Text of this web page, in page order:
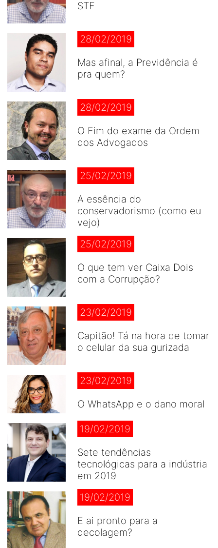
STF
28/02/2019
Mas afinal, a Previdência é
pra quem?
28/02/2019
O Fim do exame da Ordem
dos Advogados
25/02/2019
A essência do
conservadorismo (como eu
vejo)
25/02/2019
O que tem ver Caixa Dois
com a Corrupção?
23/02/2019
Capitão! Tá na hora de tomar
o celular da sua gurizada
23/02/2019
O WhatsApp e o dano moral
19/02/2019
Sete tendências
tecnológicas para a indústria
em 2019
19/02/2019
E ai pronto para a
decolagem?